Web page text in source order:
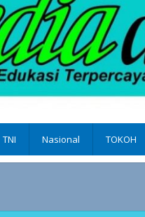
TNI Nasional TOKOH